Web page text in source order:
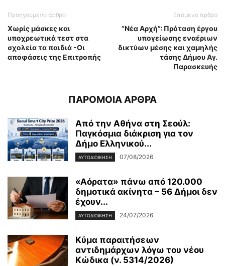
Προηγούμενο άρθρο
Χωρίς μάσκες και
υποχρεωτικά τεστ στα
σχολεία τα παιδιά -Οι
αποφάσεις της Επιτροπής
Επόμενο άρθρο
“Νέα Αρχή”: Πρόταση έργου
υπογείωσης εναέριων
δικτύων μέσης και χαμηλής
τάσης Δήμου Αγ.
Παρασκευής
ΠΑΡΟΜΟΙΑ ΑΡΘΡΑ
Από την Αθήνα στη Σεούλ:
Παγκόσμια διάκριση για τον
Δήμο Ελληνικού...
ΑΥΤΟΔΙΟΙΚΗΣΗ 07/08/2026
«Αόρατα» πάνω από 120.000
δημοτικά ακίνητα – 56 Δήμοι δεν
έχουν...
ΑΥΤΟΔΙΟΙΚΗΣΗ 24/07/2026
Κύμα παραιτήσεων
αντιδημάρχων λόγω του νέου
Κώδικα (ν. 5314/2026)